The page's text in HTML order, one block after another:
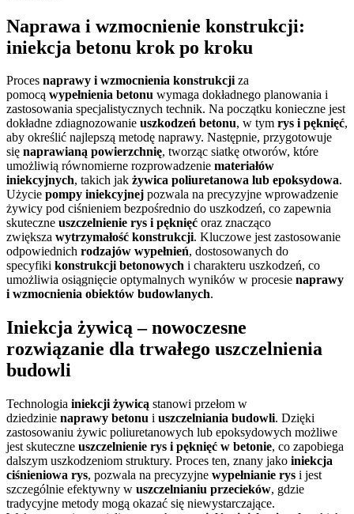
Naprawa i wzmocnienie konstrukcji:
iniekcja betonu krok po kroku
Proces naprawy i wzmocnienia konstrukcjiza
pomocą wypełnienia betonu wymaga dokładnego planowania i
zastosowania specjalistycznych technik. Na początku konieczne jest
dokładne zdiagnozowanie uszkodzeń betonu, w tym rys i pęknięć,
aby określić najlepszą metodę naprawy. Następnie, przygotowuje
się naprawianą powierzchnię, tworząc siatkę otworów, które
umożliwią równomierne rozprowadzenie materiałów
iniekcyjnych, takich jak żywica poliuretanowa lub epoksydowa.
Użycie pompy iniekcyjnej pozwala na precyzyjne wprowadzenie
żywicy pod ciśnieniem bezpośrednio do uszkodzeń, co zapewnia
skuteczne uszczelnienie rys i pęknięć oraz znacząco
zwiększa wytrzymałość konstrukcji. Kluczowe jest zastosowanie
odpowiednich rodzajów wypełnień, dostosowanych do
specyfiki konstrukcji betonowych i charakteru uszkodzeń, co
umożliwia osiągnięcie optymalnych wyników w procesie naprawy
i wzmocnienia obiektów budowlanych.
Iniekcja żywicą – nowoczesne
rozwiązanie dla trwałego uszczelnienia
budowli
Technologia iniekcji żywicą stanowi przełom w
dziedzinie naprawy betonu i uszczelniania budowli. Dzięki
zastosowaniu żywic poliuretanowych lub epoksydowych możliwe
jest skuteczne uszczelnienie rys i pęknięć w betonie, co zapobiega
dalszym uszkodzeniom struktury. Proces ten, znany jako iniekcja
ciśnieniowa rys, pozwala na precyzyjne wypełnianie rys i jest
szczególnie efektywny w uszczelnianiu przecieków, gdzie
tradycyjne metody mogą okazać się niewystarczające.